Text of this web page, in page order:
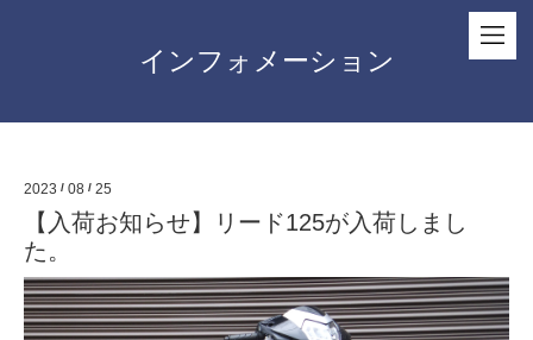
インフォメーション
2023 / 08 / 25
【入荷お知らせ】リード125が入荷しまし
た。